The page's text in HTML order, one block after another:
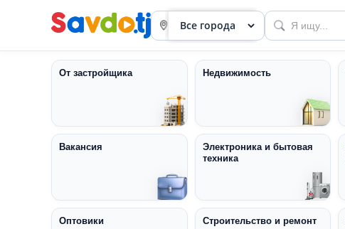
приборов
Профиль
От застройщика Недвижимость
Вакансия
Электроника и бытовая
техника
Оптовики Строительство и ремонт